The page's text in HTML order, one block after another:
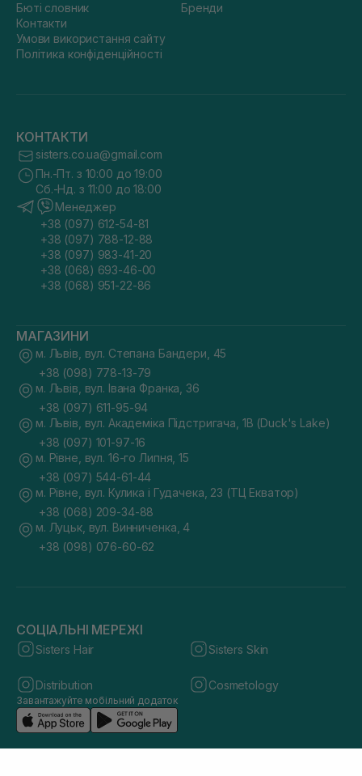
Бюті словник
Контакти
Умови використання сайту
Політика конфіденційності
Бренди
КОНТАКТИ
sisters.co.ua@gmail.com
Пн.-Пт. з 10:00 до 19:00
Сб.-Нд. з 11:00 до 18:00
Менеджер
+38 (097) 612-54-81
+38 (097) 788-12-88
+38 (097) 983-41-20
+38 (068) 693-46-00
+38 (068) 951-22-86
МАГАЗИНИ
м. Львів, вул. Степана Бандери, 45
+38 (098) 778-13-79
м. Львів, вул. Івана Франка, 36
+38 (097) 611-95-94
м. Львів, вул. Академіка Підстригача, 1В (Duck's Lake)
+38 (097) 101-97-16
м. Рівне, вул. 16-го Липня, 15
+38 (097) 544-61-44
м. Рівне, вул. Кулика і Гудачека, 23 (ТЦ Екватор)
+38 (068) 209-34-88
м. Луцьк, вул. Винниченка, 4
+38 (098) 076-60-62
СОЦІАЛЬНІ МЕРЕЖІ
Sisters Hair Sisters Skin
Distribution Cosmetology
Завантажуйте мобільний додаток